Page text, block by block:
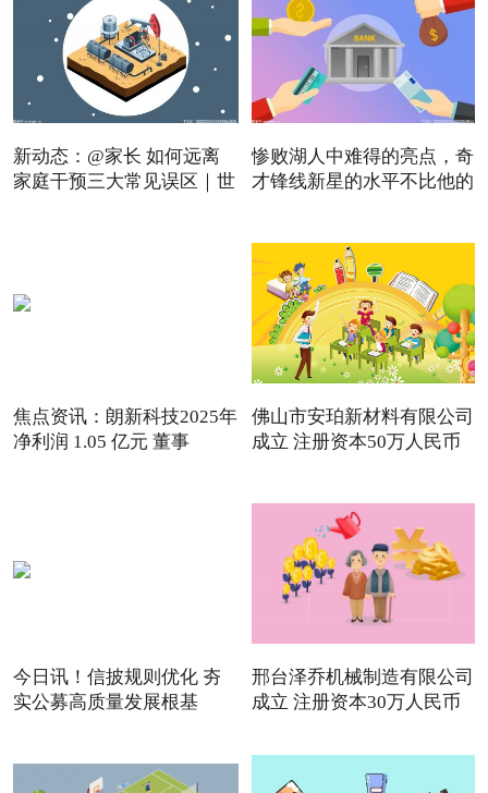
新动态：@家长 如何远离
家庭干预三大常见误区｜世
惨败湖人中难得的亮点，奇
才锋线新星的水平不比他的
焦点资讯：朗新科技2025年
净利润 1.05 亿元 董事
佛山市安珀新材料有限公司
成立 注册资本50万人民币
今日讯！信披规则优化 夯
实公募高质量发展根基
邢台泽乔机械制造有限公司
成立 注册资本30万人民币